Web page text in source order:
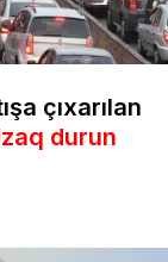
çıxarılan
durun